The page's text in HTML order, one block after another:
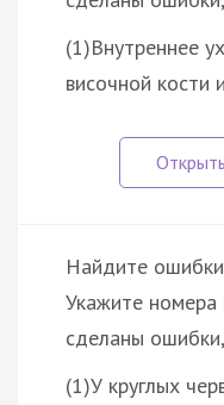
(1)Внутреннее
височной кости
Найдите
Укажите
сделаны
(1)У круглых